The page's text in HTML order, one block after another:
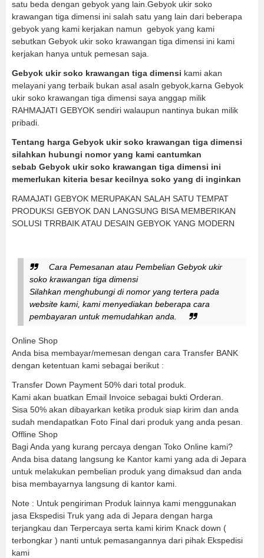
satu beda dengan gebyok yang lain.Gebyok ukir soko
krawangan tiga dimensi ini salah satu yang lain dari beberapa
gebyok yang kami kerjakan namun gebyok yang kami
sebutkan Gebyok ukir soko krawangan tiga dimensi ini kami
kerjakan hanya untuk pemesan saja.
Gebyok ukir soko krawangan tiga dimensi kami akan
melayani yang terbaik bukan asal asaln gebyok,karna Gebyok
ukir soko krawangan tiga dimensi saya anggap milik
RAHMAJATI GEBYOK sendiri walaupun nantinya bukan milik
pribadi.
Tentang harga Gebyok ukir soko krawangan tiga dimensi
silahkan hubungi nomor yang kami cantumkan
sebab Gebyok ukir soko krawangan tiga dimensi ini
memerlukan kiteria besar kecilnya soko yang di inginkan
RAMAJATI GEBYOK MERUPAKAN SALAH SATU TEMPAT
PRODUKSI GEBYOK DAN LANGSUNG BISA MEMBERIKAN
SOLUSI TRRBAIK ATAU DESAIN GEBYOK YANG MODERN
Cara Pemesanan atau Pembelian Gebyok ukir
soko krawangan tiga dimensi
Silahkan menghubungi di nomor yang tertera pada
website kami, kami menyediakan beberapa cara
pembayaran untuk memudahkan anda.
Online Shop
Anda bisa membayar/memesan dengan cara Transfer BANK
dengan ketentuan kami sebagai berikut :
Transfer Down Payment 50% dari total produk.
Kami akan buatkan Email Invoice sebagai bukti Orderan.
Sisa 50% akan dibayarkan ketika produk siap kirim dan anda
sudah mendapatkan Foto Final dari produk yang anda pesan.
Offline Shop
Bagi Anda yang kurang percaya dengan Toko Online kami?
Anda bisa datang langsung ke Kantor kami yang ada di Jepara
untuk melakukan pembelian produk yang dimaksud dan anda
bisa membayarnya langsung di kantor kami.
Note : Untuk pengiriman Produk lainnya kami menggunakan
jasa Ekspedisi Truk yang ada di Jepara dengan harga
terjangkau dan Terpercaya serta kami kirim Knack down (
terbongkar ) nanti untuk pemasangannya dari pihak Ekspedisi
kami